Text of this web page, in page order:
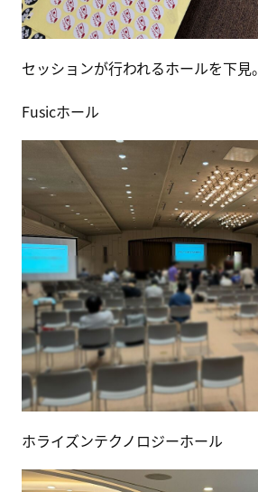
セッションが行われるホールを下見。
Fusicホール
ホライズンテクノロジーホール